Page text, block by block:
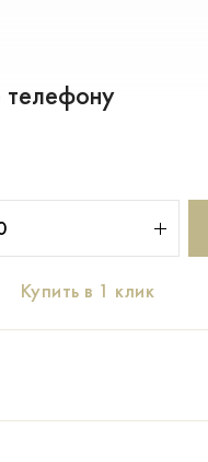
телефону
Купить в 1 клик